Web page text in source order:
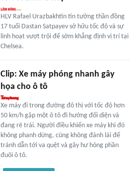
HLV Rafael Urazbakhtin tin tưởng thần đồng
17 tuổi Dastan Satpayev sở hữu tốc độ và sự
linh hoạt vượt trội để sớm khẳng định vị trí tại
Chelsea.
Clip: Xe máy phóng nhanh gây
họa cho ô tô
Xe máy đi trong đường đô thị với tốc độ hơn
50 km/h gặp một ô tô đi hướng đối diện và
đang rẽ trái. Người điều khiển xe máy khi đó
không phanh dừng, cũng không đánh lái để
tránh dẫn tới va quệt và gây hư hỏng phần
đuôi ô tô.